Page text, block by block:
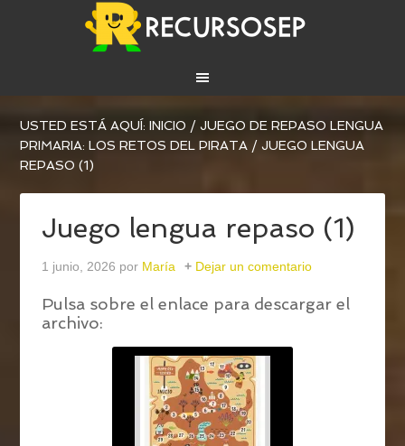
USTED ESTÁ AQUÍ:INICIO / JUEGO DE REPASO LENGUA
PRIMARIA: LOS RETOS DEL PIRATA / JUEGO LENGUA
REPASO (1)
Juego lengua repaso (1)
1 junio, 2026 por María Dejar un comentario
Pulsa sobre el enlace para descargar el
archivo: